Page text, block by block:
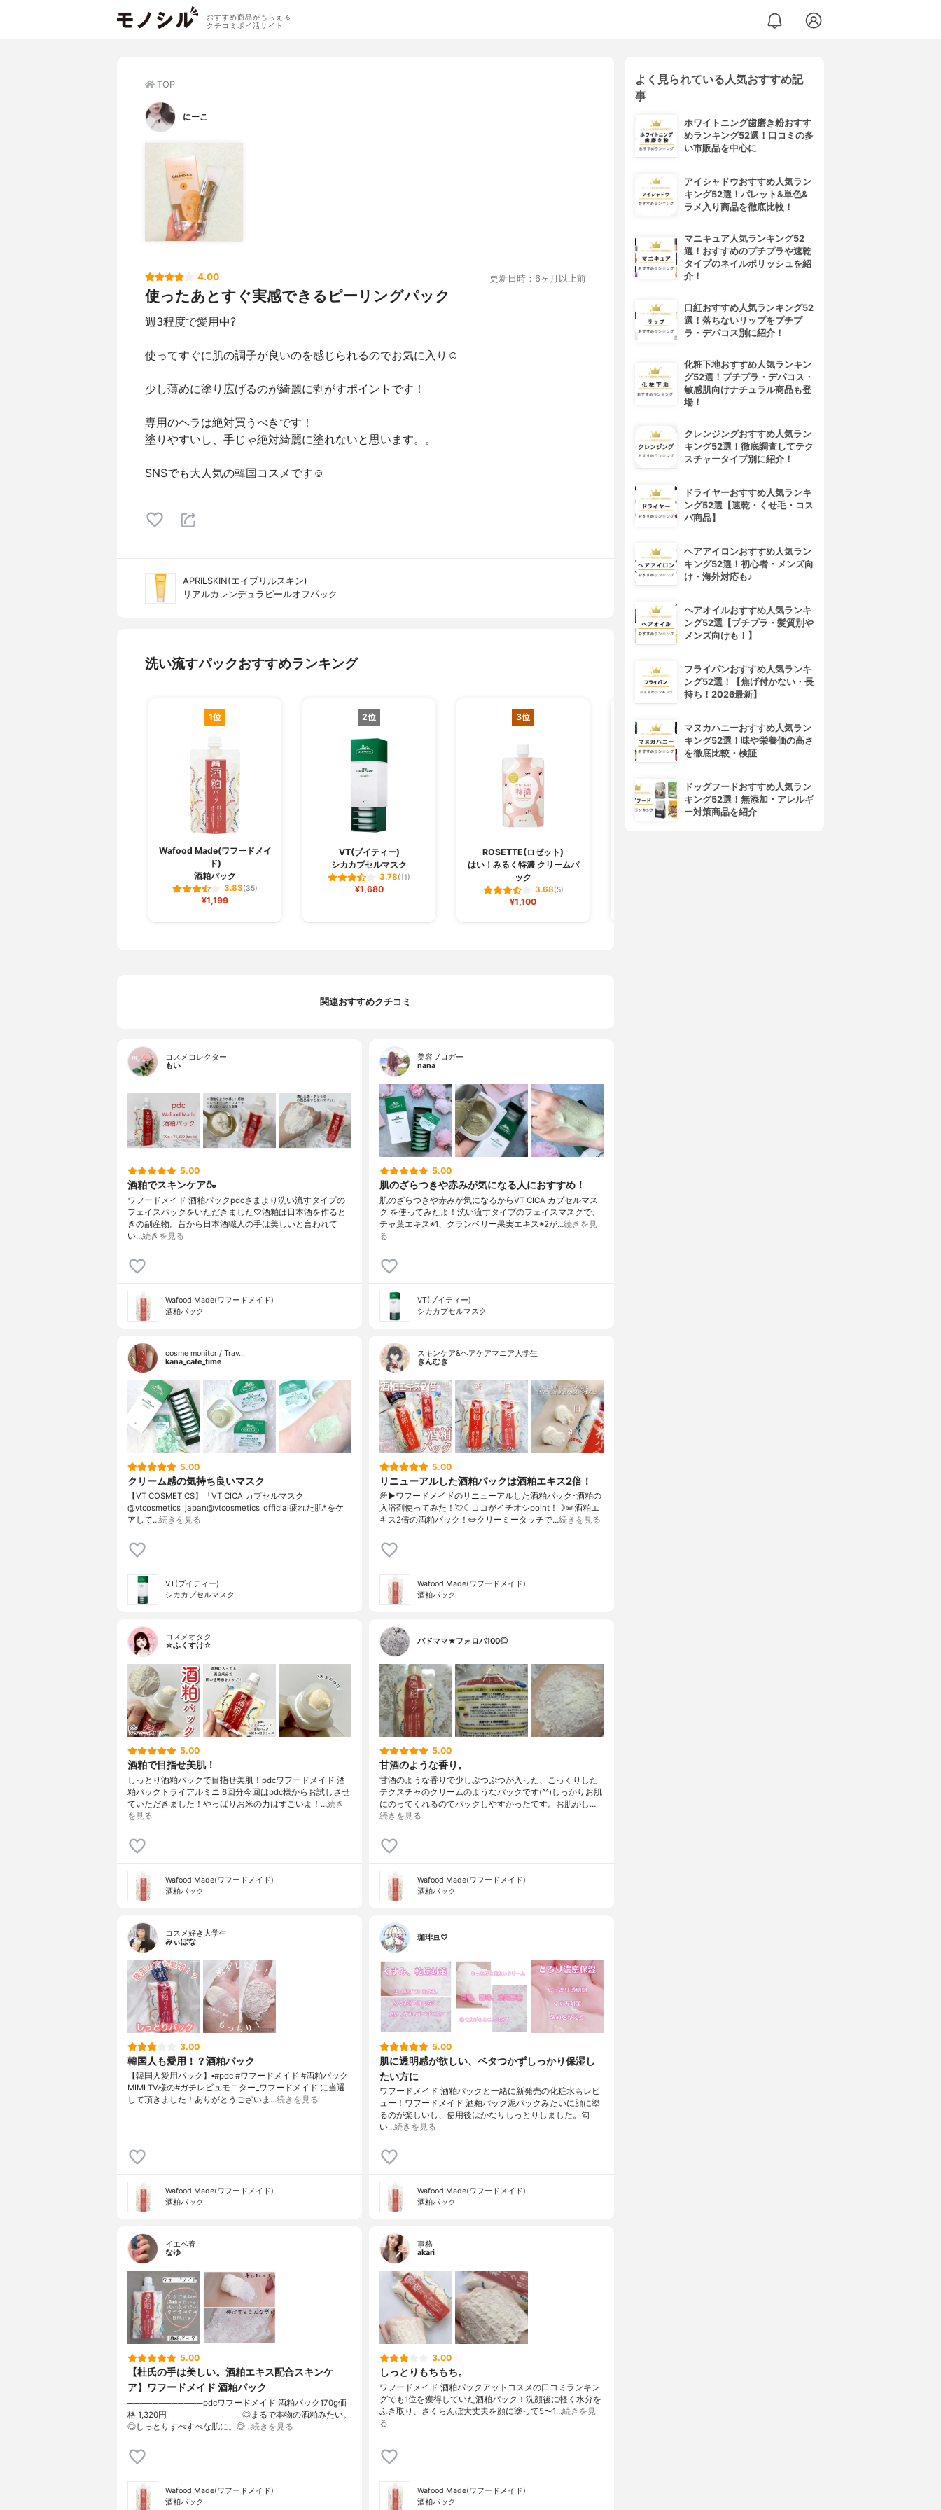
おすすめ商品がもらえる
クチコミポイ活サイト
TOP
にーこ
4.00 更新日時：6ヶ月以上前
使ったあとすぐ実感できるピーリングパック
週3程度で愛用中?
使ってすぐに肌の調子が良いのを感じられるのでお気に入り☺️
少し薄めに塗り広げるのが綺麗に剥がすポイントです！
専用のヘラは絶対買うべきです！
塗りやすいし、手じゃ絶対綺麗に塗れないと思います。。
SNSでも大人気の韓国コスメです☺️
APRILSKIN(エイプリルスキン)
リアルカレンデュラピールオフパック
洗い流すパックおすすめランキング
1位
Wafood Made(ワフードメイ
ド)
酒粕パック
3.83(35)
¥1,199
2位
VT(ブイティー)
シカカプセルマスク
3.78(11)
¥1,680
3位
ROSETTE(ロゼット)
はい！みるく特濃 クリームパ
ック
3.68(5)
¥1,100
関連おすすめクチコミ
コスメコレクター
もい
5.00
酒粕でスキンケア🍶
ワフードメイド 酒粕パックpdcさまより洗い流すタイプの
フェイスパックをいただきました♡酒粕は日本酒を作ると
きの副産物。昔から日本酒職人の手は美しいと言われて
い…続きを見る
Wafood Made(ワフードメイド)
酒粕パック
美容ブロガー
nana
5.00
肌のざらつきや赤みが気になる人におすすめ！
肌のざらつきや赤みが気になるからVT CICA カプセルマス
ク を使ってみたよ！洗い流すタイプのフェイスマスクで、
チャ葉エキス※1、クランベリー果実エキス※2が…続きを見
る
VT(ブイティー)
シカカプセルマスク
cosme monitor / Trav…
kana_cafe_time
5.00
クリーム感の気持ち良いマスク
【VT COSMETICS】「VT CICA カプセルマスク」
@vtcosmetics_japan@vtcosmetics_official疲れた肌*をケ
アして…続きを見る
VT(ブイティー)
シカカプセルマスク
スキンケア&ヘアケアマニア大学生
ぎんむぎ
5.00
リニューアルした酒粕パックは酒粕エキス2倍！
💭▶️ワフードメイドのリニューアルした酒粕パック･酒粕の
入浴剤使ってみた！💘☾ココがイチオシpoint！☽✏️酒粕エ
キス2倍の酒粕パック！✏️クリーミータッチで…続きを見る
Wafood Made(ワフードメイド)
酒粕パック
コスメオタク
☆ふくすけ☆
5.00
酒粕で目指せ美肌！
しっとり酒粕パックで目指せ美肌！pdcワフードメイド 酒
粕パックトライアルミニ 6回分今回はpdc様からお試しさせ
ていただきました！やっぱりお米の力はすごいよ！…続き
を見る
Wafood Made(ワフードメイド)
酒粕パック
バドママ★フォロバ100◎
5.00
甘酒のような香り。
甘酒のような香りで少しぷつぷつが入った、こっくりした
テクスチャのクリームのようなパックです(^^)しっかりお肌
にのってくれるのでパックしやすかったです。お肌がし…
続きを見る
Wafood Made(ワフードメイド)
酒粕パック
コスメ好き大学生
みぃぽな
3.00
韓国人も愛用！？酒粕パック
【韓国人愛用パック】▫️#pdc #ワフードメイド #酒粕パック
MIMI TV様の#ガチレビュモニター_ワフードメイド に当選
して頂きました！ありがとうございま…続きを見る
Wafood Made(ワフードメイド)
酒粕パック
珈琲豆♡
5.00
肌に透明感が欲しい、ベタつかずしっかり保湿し
たい方に
ワフードメイド 酒粕パックと一緒に新発売の化粧水もレビ
ュー！ワフードメイド 酒粕パック泥パックみたいに顔に塗
るのが楽しいし、使用後はかなりしっとりしました。匂
い…続きを見る
Wafood Made(ワフードメイド)
酒粕パック
イエベ春
なゆ
5.00
【杜氏の手は美しい。酒粕エキス配合スキンケ
ア】ワフードメイド 酒粕パック
────────────pdcワフードメイド 酒粕パック170g価
格 1,320円────────────◎まるで本物の酒粕みたい。
◎しっとりすべすべな肌に。◎…続きを見る
Wafood Made(ワフードメイド)
酒粕パック
事務
akari
3.00
しっとりもちもち。
ワフードメイド 酒粕パック アットコスメの口コミランキン
グでも1位を獲得していた酒粕パック！ 洗顔後に軽く水分を
ふき取り、さくらんぼ大丈夫を顔に塗って5〜1…続きを見
る
Wafood Made(ワフードメイド)
酒粕パック
よく見られている人気おすすめ記
事
ホワイトニング歯磨き粉おすす
めランキング52選！口コミの多
い市販品を中心に
アイシャドウおすすめ人気ラン
キング52選！パレット&単色&
ラメ入り商品を徹底比較！
マニキュア人気ランキング52
選！おすすめのプチプラや速乾
タイプのネイルポリッシュを紹
介！
口紅おすすめ人気ランキング52
選！落ちないリップをプチプ
ラ・デパコス別に紹介！
化粧下地おすすめ人気ランキン
グ52選！プチプラ・デパコス・
敏感肌向けナチュラル商品も登
場！
クレンジングおすすめ人気ラン
キング52選！徹底調査してテク
スチャータイプ別に紹介！
ドライヤーおすすめ人気ランキ
ング52選【速乾・くせ毛・コス
パ商品】
ヘアアイロンおすすめ人気ラン
キング52選！初心者・メンズ向
け・海外対応も♪
ヘアオイルおすすめ人気ランキ
ング52選【プチプラ・髪質別や
メンズ向けも！】
フライパンおすすめ人気ランキ
ング52選！【焦げ付かない・長
持ち！2026最新】
マヌカハニーおすすめ人気ラン
キング52選！味や栄養価の高さ
を徹底比較・検証
ドッグフードおすすめ人気ラン
キング52選！無添加・アレルギ
ー対策商品を紹介